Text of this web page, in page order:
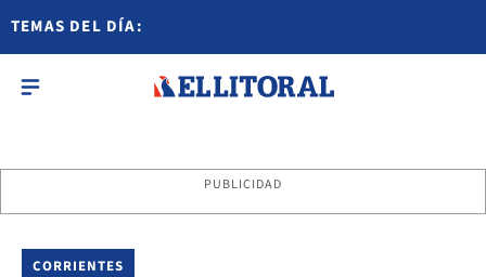
TEMAS DEL DÍA:
PUBLICIDAD
CORRIENTES